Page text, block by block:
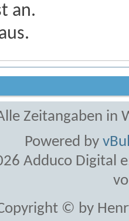
an.
.
Zeitangaben in
Powered by
Adduco Digital
© by